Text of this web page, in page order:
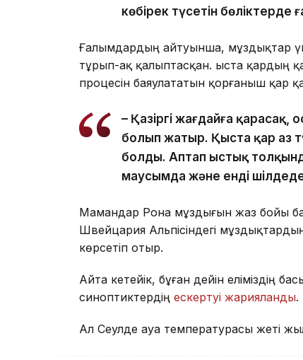
көбірек түсетін бөліктерде
Ғалымдардың айтуынша, мұздықтар
тұрып-ақ қалыптасқан. Қыста қардың
процесін баяулататын қорғаныш қар
– Қазіргі жағдайға
болып жатыр. Қыста қар аз
болды. Аптап ыстық
маусымда және енді
Мамандар Рона мұздығын жаз бойы
Швейцария Альпісіндегі
көрсетіп отыр.
Айта кетейік, бұған дейін еліміздің
синоптиктердің ескертуі жарияланды.
Ал Сеулде ауа температурасы жеті